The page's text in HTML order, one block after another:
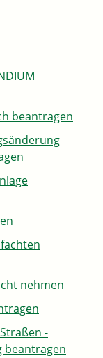
beantragen
nehmen
-
beantragen